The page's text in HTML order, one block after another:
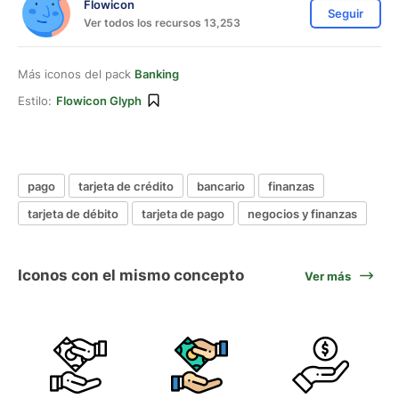
Flowicon
Ver todos los recursos 13,253
Seguir
Más iconos del pack Banking
Estilo: Flowicon Glyph
pago tarjeta de crédito bancario
finanzas
tarjeta de débito
tarjeta de pago negocios y finanzas
Iconos con el mismo concepto Ver más